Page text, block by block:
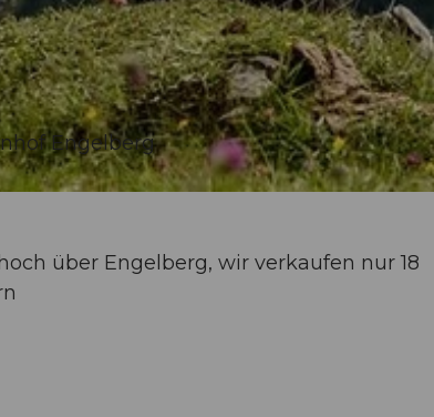
Engelberg
über Engelberg, wir verkaufen nur 18